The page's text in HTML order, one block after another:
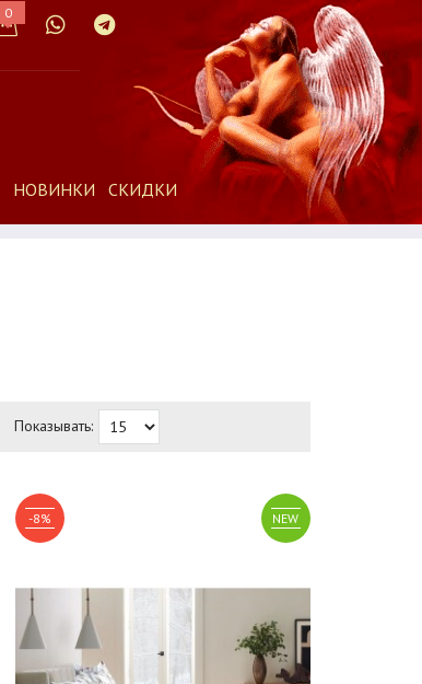
0
НОВИНКИ СКИДКИ
Показывать:
NEW
-8%